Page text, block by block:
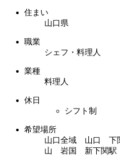
住まい
山口県
職業
シェフ・料理人
業種
料理人
休日
シフト制
希望場所
山口全域 山口
山 岩国 新下関駅